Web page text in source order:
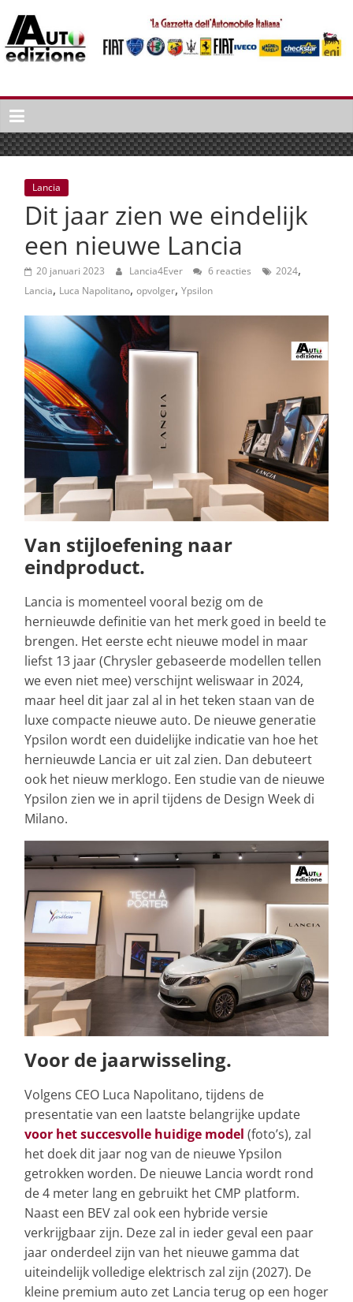
naar
inhoud
Auto
Edizione
La
Gazetta
dell'Automobile
Italiana
autonieuws
lifestyle
Lancia
Dit jaar zien we eindelijk
een nieuwe Lancia
20 januari 2023 Lancia4Ever 6 reacties 2024,
Lancia, Luca Napolitano, opvolger, Ypsilon
Van stijloefening naar
eindproduct.
Lancia is momenteel vooral bezig om de
hernieuwde definitie van het merk goed in beeld te
brengen. Het eerste echt nieuwe model in maar
liefst 13 jaar (Chrysler gebaseerde modellen tellen
we even niet mee) verschijnt weliswaar in 2024,
maar heel dit jaar zal al in het teken staan van de
luxe compacte nieuwe auto. De nieuwe generatie
Ypsilon wordt een duidelijke indicatie van hoe het
hernieuwde Lancia er uit zal zien. Dan debuteert
ook het nieuw merklogo. Een studie van de nieuwe
Ypsilon zien we in april tijdens de Design Week di
Milano.
Voor de jaarwisseling.
Volgens CEO Luca Napolitano, tijdens de
presentatie van een laatste belangrijke update
voor het succesvolle huidige model (foto’s), zal
het doek dit jaar nog van de nieuwe Ypsilon
getrokken worden. De nieuwe Lancia wordt rond
de 4 meter lang en gebruikt het CMP platform.
Naast een BEV zal ook een hybride versie
verkrijgbaar zijn. Deze zal in ieder geval een paar
jaar onderdeel zijn van het nieuwe gamma dat
uiteindelijk volledige elektrisch zal zijn (2027). De
kleine premium auto zet Lancia terug op een hoger